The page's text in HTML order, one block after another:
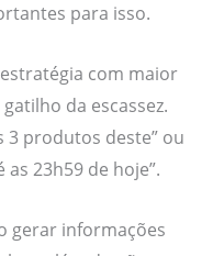
para isso.
com maior
da escassez.
3 produtos deste” ou
23h59 de hoje”.
gerar informações